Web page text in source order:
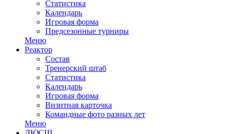
Статистика
Календарь
Игровая форма
Предсезонные турниры
Меню
Реактор
Состав
Тренерский штаб
Статистика
Календарь
Игровая форма
Визитная карточка
Командные фото разных лет
Меню